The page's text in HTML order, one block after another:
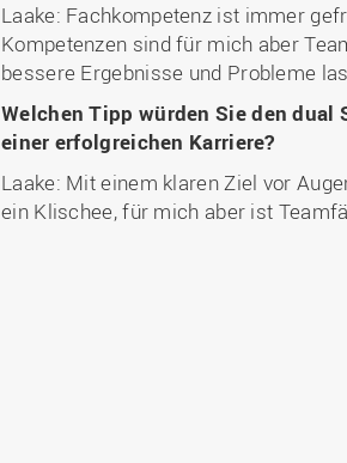
Laake: Fachkompetenz ist immer
Kompetenzen sind für mich aber
bessere Ergebnisse und Probleme
Welchen Tipp würden Sie den dual
einer erfolgreichen Karriere?
Laake: Mit einem klaren Ziel vor
ein Klischee, für mich aber ist